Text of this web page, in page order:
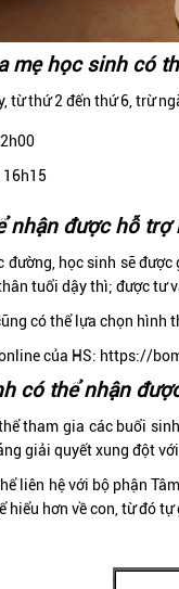
mẹ học sinh có
từ thứ 2 đến thứ 6, trừ
16h15
nhận được hỗ trợ
đường, học sinh sẽ
tuổi dậy thì; được tư
có thể lựa chọn hình
của HS: https://
có thể nhận
tham gia các buổi
giải quyết xung đột
liên hệ với bộ phận
hiểu hơn về con, từ đó